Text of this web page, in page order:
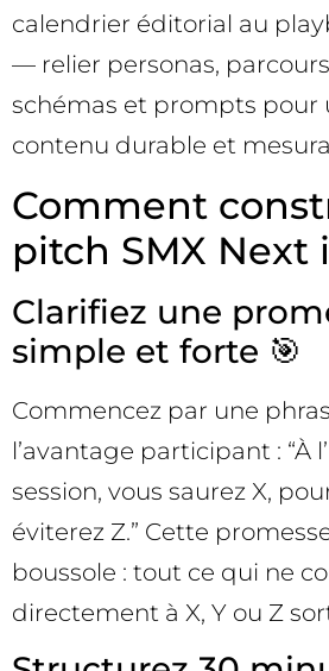
calendrier éditorial au
— relier personas,
schémas et prompts pour
contenu durable et
Comment
pitch SMX Next
Clarifiez une
simple et forte 🎯
Commencez par une
l’avantage participant : “À
session, vous saurez X,
éviterez Z.” Cette
boussole : tout ce qui ne
directement à X, Y ou Z